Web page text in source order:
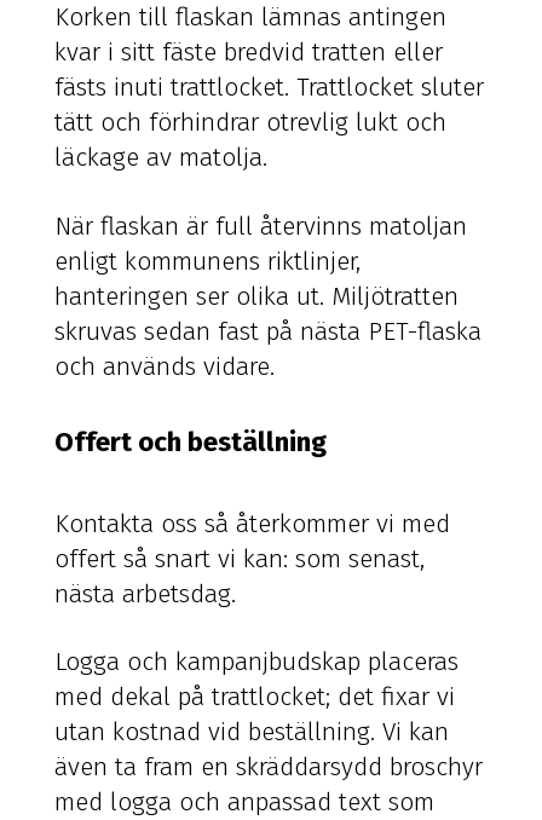
Korken till flaskan lämnas antingen
kvar i sitt fäste bredvid tratten eller
fästs inuti trattlocket. Trattlocket sluter
tätt och förhindrar otrevlig lukt och
läckage av matolja.
När flaskan är full återvinns matoljan
enligt kommunens riktlinjer,
hanteringen ser olika ut. Miljötratten
skruvas sedan fast på nästa PET-flaska
och används vidare.
Offert och beställning
Kontakta oss så återkommer vi med
offert så snart vi kan: som senast,
nästa arbetsdag.
Logga och kampanjbudskap placeras
med dekal på trattlocket; det fixar vi
utan kostnad vid beställning. Vi kan
även ta fram en skräddarsydd broschyr
med logga och anpassad text som